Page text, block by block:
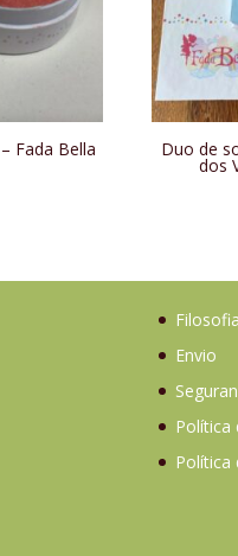
Fada Bella Duo de
dos
Filosofia
Envio
Política
Política